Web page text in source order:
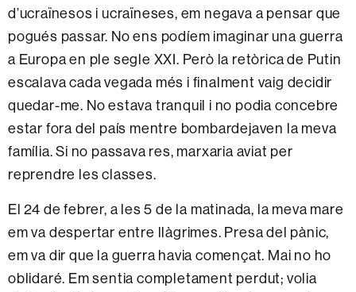
d’ucraïnesos i ucraïneses, em negava a pensar que
pogués passar. No ens podíem imaginar una guerra
a Europa en ple segle XXI. Però la retòrica de Putin
escalava cada vegada més i finalment vaig decidir
quedar-me. No estava tranquil i no podia concebre
estar fora del país mentre bombardejaven la meva
família. Si no passava res, marxaria aviat per
reprendre les classes.
El 24 de febrer, a les 5 de la matinada, la meva mare
em va despertar entre llàgrimes. Presa del pànic,
em va dir que la guerra havia començat. Mai no ho
oblidaré. Em sentia completament perdut; volia